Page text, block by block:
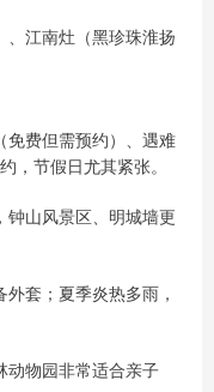
江南灶（黑珍珠淮扬
免费但需预约）、遇难
，节假日尤其紧张。
钟山风景区、明城墙更
套；夏季炎热多雨，
动物园非常适合亲子